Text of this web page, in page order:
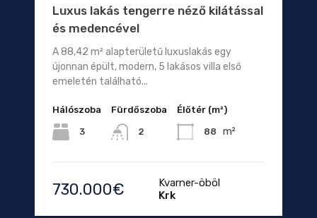
Luxus lakás tengerre néző kilátással
és medencével
A 88,42 m² alapterületű luxuslakás egy
újonnan épült, modern, 5 lakásos villa első
emeletén található...
Hálószoba
3
Fürdőszoba
2
Élőtér (m²)
88 m²
730.000€
Kvarner-öböl
Krk